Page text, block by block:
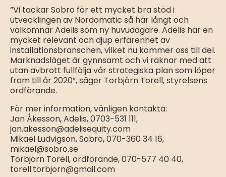
”Vi tackar Sobro för ett mycket bra stöd i
utvecklingen av Nordomatic så här långt och
välkomnar Adelis som ny huvudägare. Adelis har en
mycket relevant och djup erfarenhet av
installationsbranschen, vilket nu kommer oss till del.
Marknadsläget är gynnsamt och vi räknar med att
utan avbrott fullfölja vår strategiska plan som löper
fram till år 2020”, säger Torbjörn Torell, styrelsens
ordförande.
För mer information, vänligen kontakta:
Jan Åkesson, Adelis, 0703-531 111,
jan.akesson@adelisequity.com
Mikael Ludvigson, Sobro, 070-360 34 16,
mikael@sobro.se
Torbjörn Torell, ordförande, 070-577 40 40,
torell.torbjorn@gmail.com